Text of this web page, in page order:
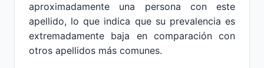
aproximadamente una persona con este
apellido, lo que indica que su prevalencia es
extremadamente baja en comparación con
otros apellidos más comunes.